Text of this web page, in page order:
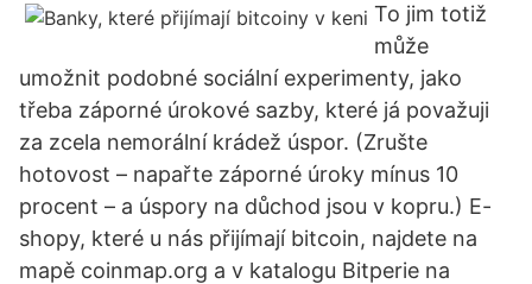
To jim totiž
může
umožnit podobné sociální experimenty, jako
třeba záporné úrokové sazby, které já považuji
za zcela nemorální krádež úspor. (Zrušte
hotovost – napařte záporné úroky mínus 10
procent – a úspory na důchod jsou v kopru.) E-
shopy, které u nás přijímají bitcoin, najdete na
mapě coinmap.org a v katalogu Bitperie na